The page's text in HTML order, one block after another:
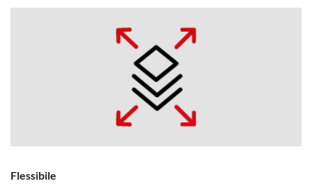
Flessibile